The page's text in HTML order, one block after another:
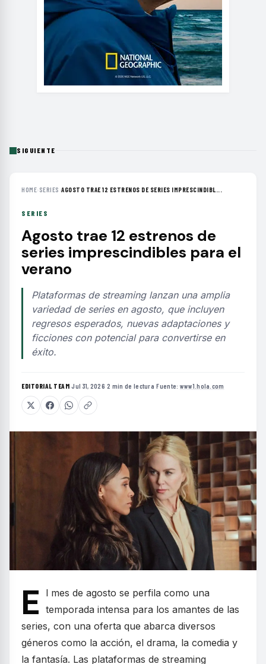
SIGUIENTE
HOME› SERIES ›AGOSTO TRAE 12 ESTRENOS DE SERIES IMPRESCINDIBL...
SERIES
Agosto trae 12 estrenos de
series imprescindibles para el
verano
Plataformas de streaming lanzan una amplia
variedad de series en agosto, que incluyen
regresos esperados, nuevas adaptaciones y
ficciones con potencial para convertirse en
éxito.
EDITORIAL TEAM·Jul 31, 2026·2 min de lectura·Fuente: www1.hola.com
E
l mes de agosto se perfila como una
temporada intensa para los amantes de las
series, con una oferta que abarca diversos
géneros como la acción, el drama, la comedia y
la fantasía. Las plataformas de streaming